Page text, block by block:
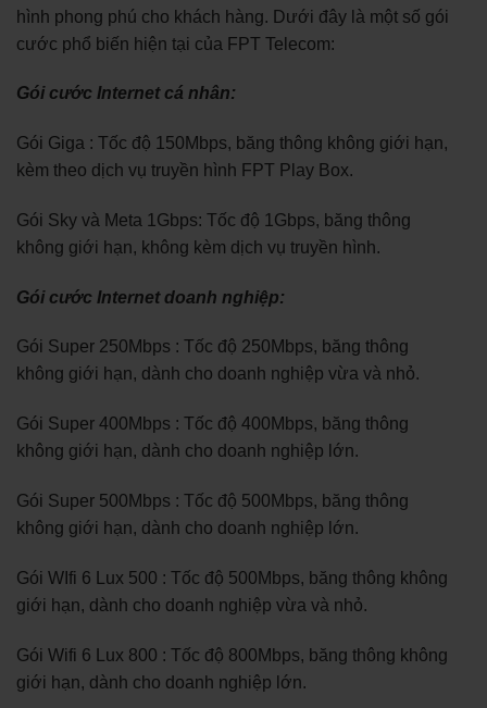
hình phong phú cho khách hàng. Dưới đây là một số gói
cước phổ biến hiện tại của FPT Telecom:
Gói cước Internet cá nhân:
Gói Giga : Tốc độ 150Mbps, băng thông không giới hạn,
kèm theo dịch vụ truyền hình FPT Play Box.
Gói Sky và Meta 1Gbps: Tốc độ 1Gbps, băng thông
không giới hạn, không kèm dịch vụ truyền hình.
Gói cước Internet doanh nghiệp:
Gói Super 250Mbps : Tốc độ 250Mbps, băng thông
không giới hạn, dành cho doanh nghiệp vừa và nhỏ.
Gói Super 400Mbps : Tốc độ 400Mbps, băng thông
không giới hạn, dành cho doanh nghiệp lớn.
Gói Super 500Mbps : Tốc độ 500Mbps, băng thông
không giới hạn, dành cho doanh nghiệp lớn.
Gói WIfi 6 Lux 500 : Tốc độ 500Mbps, băng thông không
giới hạn, dành cho doanh nghiệp vừa và nhỏ.
Gói Wifi 6 Lux 800 : Tốc độ 800Mbps, băng thông không
giới hạn, dành cho doanh nghiệp lớn.